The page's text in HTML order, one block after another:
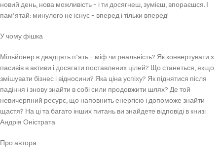
новий день, нова можливість – і ти досягнеш, зумієш, впораєшся. І
пам’ятай: минулого не існує – вперед і тільки вперед!
У чому фішка
Мільйонер в двадцять п’ять – міф чи реальність? Як конвертувати з
пасивів в активи і досягати поставлених цілей? Що станеться, якщо
змішувати бізнес і відносини? Яка ціна успіху? Як піднятися після
падіння і знову знайти в собі сили продовжити шлях? Де той
невичерпний ресурс, що наповнить енергією і допоможе знайти
щастя? На ці та багато інших питань ви знайдете відповіді в книзі
Андрія Оністрата.
Про автора